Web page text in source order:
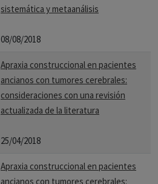
sistemática y metaanálisis
08/08/2018
Apraxia construccional en pacientes
ancianos con tumores cerebrales:
consideraciones con una revisión
actualizada de la literatura
25/04/2018
Apraxia construccional en pacientes
ancianos con tumores cerebrales: